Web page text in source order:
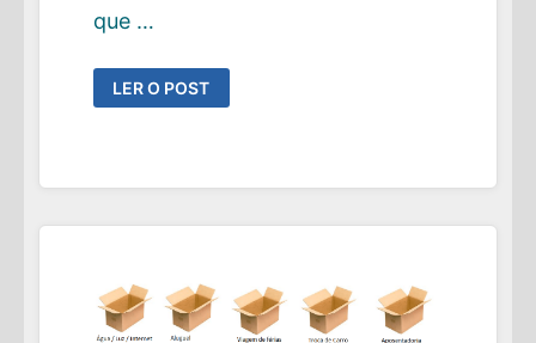
que …
5
ASSUNTOS
FINANCEIROS
TROCAR
!
LER O POST